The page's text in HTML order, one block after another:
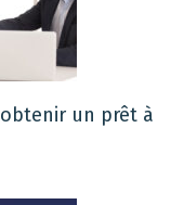
un prêt à